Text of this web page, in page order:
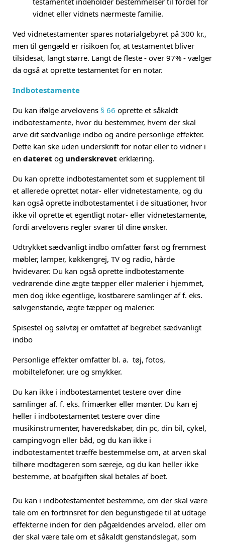
vidnet eller vidnets nærmeste familie.
Ved vidnetestamenter spares notarialgebyret på 300 kr.,
men til gengæld er risikoen for, at testamentet bliver
tilsidesat, langt større. Langt de fleste - over 97% - vælger
da også at oprette testamentet for en notar.
Indbotestamente
Du kan ifølge arvelovens § 66 oprette et såkaldt
indbotestamente, hvor du bestemmer, hvem der skal
arve dit sædvanlige indbo og andre personlige effekter.
Dette kan ske uden underskrift for notar eller to vidner i
en dateret og underskrevet erklæring.
Du kan oprette indbotestamentet som et supplement til
et allerede oprettet notar- eller vidnetestamente, og du
kan også oprette indbotestamentet i de situationer, hvor
ikke vil oprette et egentligt notar- eller vidnetestamente,
fordi arvelovens regler svarer til dine ønsker.
Udtrykket sædvanligt indbo omfatter først og fremmest
møbler, lamper, køkkengrej, TV og radio, hårde
hvidevarer. Du kan også oprette indbotestamente
vedrørende dine ægte tæpper eller malerier i hjemmet,
men dog ikke egentlige, kostbarere samlinger af f. eks.
sølvgenstande, ægte tæpper og malerier.
Spisestel og sølvtøj er omfattet af begrebet sædvanligt
indbo
Personlige effekter omfatter bl. a. tøj, fotos,
mobiltelefoner. ure og smykker.
Du kan ikke i indbotestamentet testere over dine
samlinger af. f. eks. frimærker eller mønter. Du kan ej
heller i indbotestamentet testere over dine
musikinstrumenter, haveredskaber, din pc, din bil, cykel,
campingvogn eller båd, og du kan ikke i
indbotestamentet træffe bestemmelse om, at arven skal
tilhøre modtageren som særeje, og du kan heller ikke
bestemme, at boafgiften skal betales af boet.
Du kan i indbotestamentet bestemme, om der skal være
tale om en fortrinsret for den begunstigede til at udtage
effekterne inden for den pågældendes arvelod, eller om
der skal være tale om et såkaldt genstandslegat, som